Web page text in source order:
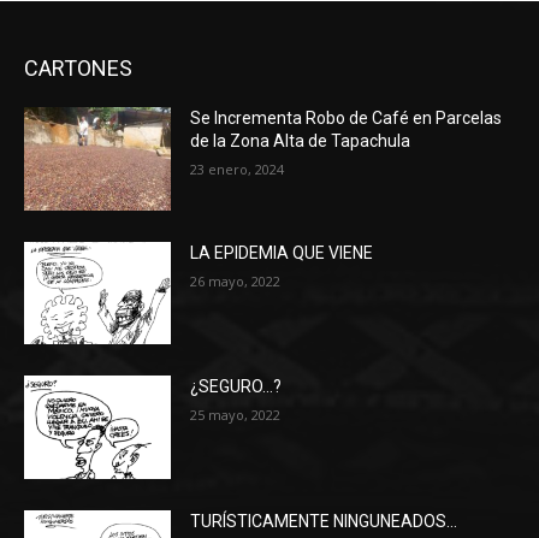
CARTONES
Se Incrementa Robo de Café en Parcelas
de la Zona Alta de Tapachula
23 enero, 2024
LA EPIDEMIA QUE VIENE
26 mayo, 2022
¿SEGURO…?
25 mayo, 2022
TURÍSTICAMENTE NINGUNEADOS…